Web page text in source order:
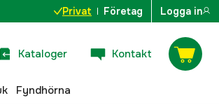
Privat Företag Logga in
Kataloger Kontakt
Fyndhörna